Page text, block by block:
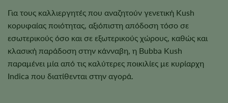
Για τους καλλιεργητές που αναζητούν γενετική Kush
κορυφαίας ποιότητας, αξιόπιστη απόδοση τόσο σε
εσωτερικούς όσο και σε εξωτερικούς χώρους, καθώς και
κλασική παράδοση στην κάνναβη, η Bubba Kush
παραμένει μία από τις καλύτερες ποικιλίες με κυρίαρχη
Indica που διατίθενται στην αγορά.